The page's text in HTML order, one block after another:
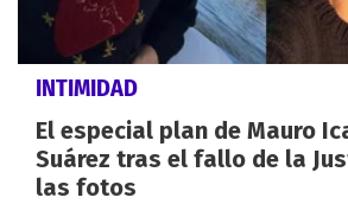
INTIMIDAD
El especial plan de Mauro
Suárez tras el fallo de la
las fotos